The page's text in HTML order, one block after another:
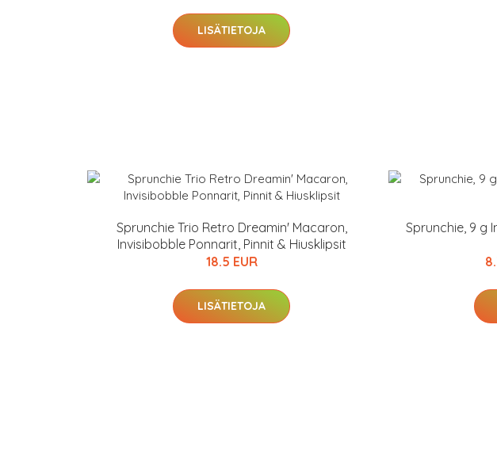
LISÄTIETOJA
Sprunchie Trio Retro Dreamin' Macaron,
Invisibobble Ponnarit, Pinnit & Hiusklipsit
18.5 EUR
LISÄTIETOJA
Sprunchie, 9 g